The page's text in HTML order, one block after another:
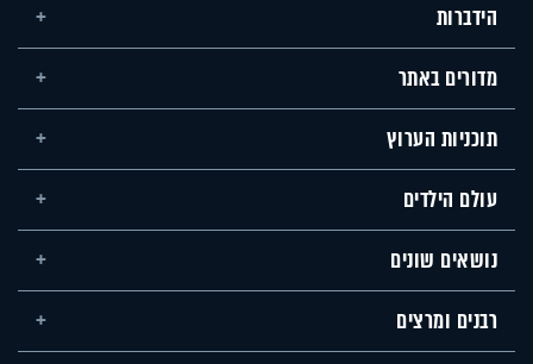
הידברות
מדורים באתר
תוכניות הערוץ
עולם הילדים
נושאים שונים
רבנים ומרצים